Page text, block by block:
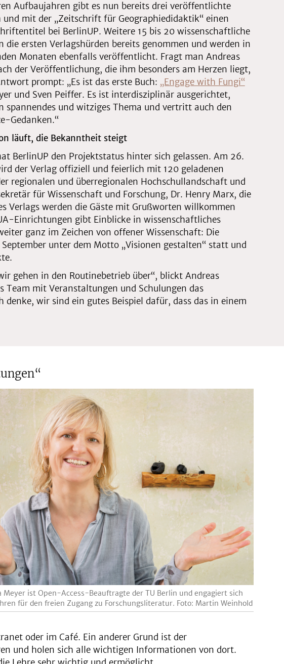
Aufbaujahren gibt es nun bereits drei veröffentlichte
und mit der „Zeitschrift für Geographiedidaktik“ einen
bei BerlinUP. Weitere 15 bis 20 wissenschaftliche
die ersten Verlagshürden bereits genommen und werden in
Monaten ebenfalls veröffentlicht. Fragt man Andreas
der Veröffentlichung, die ihm besonders am Herzen liegt,
prompt: „Es ist das erste Buch: „Engage with Fungi“
und Sven Peiffer. Es ist interdisziplinär ausgerichtet,
spannendes und witziges Thema und vertritt auch den
Gedanken.“
läuft, die Bekanntheit steigt
BerlinUP den Projektstatus hinter sich gelassen. Am 26.
der Verlag offiziell und feierlich mit 120 geladenen
regionalen und überregionalen Hochschullandschaft und
für Wissenschaft und Forschung, Dr. Henry Marx, die
Verlags werden die Gäste mit Grußworten willkommen
Einrichtungen gibt Einblicke in wissenschaftliches
ganz im Zeichen von offener Wissenschaft: Die
unter dem Motto „Visionen gestalten“ statt und
gehen in den Routinebetrieb über“, blickt Andreas
mit Veranstaltungen und Schulungen das
wir sind ein gutes Beispiel dafür, dass das in einem
Meyer ist Open-Access-Beauftragte der TU Berlin und engagiert sich
für den freien Zugang zu Forschungsliteratur. Foto: Martin Weinhold
oder im Café. Ein anderer Grund ist der
und holen sich alle wichtigen Informationen von dort.